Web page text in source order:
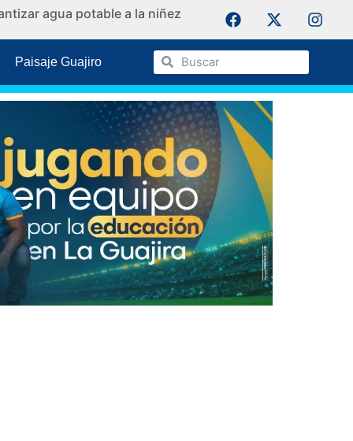
agua potable a la niñez La
Paisaje Guajiro